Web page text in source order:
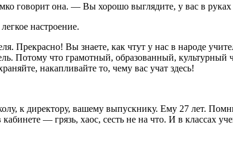
говорит она. — Вы хорошо выглядите, у вас в
настроение.
Прекрасно! Вы знаете, как чтут у нас в народе
Потому что грамотный, образованный, культурный
накапливайте то, чему вас учат здесь!
к директору, вашему выпускнику. Ему 27 лет.
— грязь, хаос, сесть не на что. И в классах